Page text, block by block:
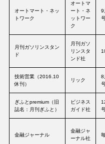
オートマート・ネッ
トワーク
オートマ
ート・ネ
ットワー
ク
9
月刊ガソリンスタン
ド
月刊ガソ
リンスタ
ンド社
技術営業（2016.10
休刊）
リック
8
ぎふとpremium（旧
誌名：月刊ぎふと）
ビジネス
ガイド社
金融ジャーナル
金融ジャ
ーナル社